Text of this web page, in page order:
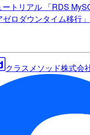
トリアル 「RDS
ロダウンタイム移行
クラスメソッド株式会